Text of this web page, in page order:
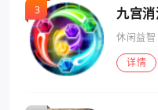
九宫
休闲益智
详情